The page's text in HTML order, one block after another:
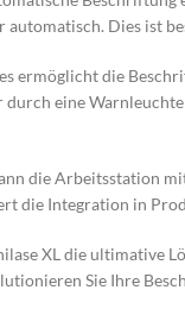
Dies ist
ermöglicht die
eine
die Arbeitsstation
die Integration in
XL die ultimative
Sie Ihre